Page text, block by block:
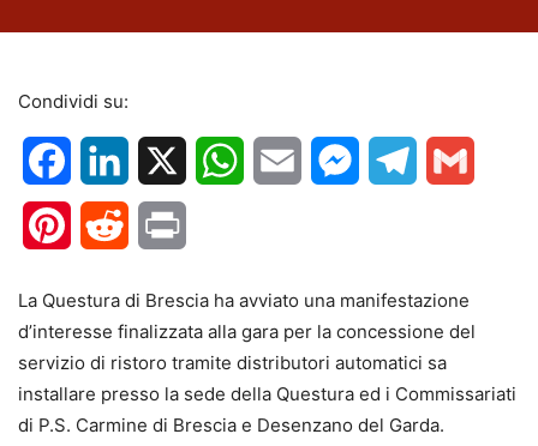
Condividi su:
FacebookLinkedIn WhatsApp
Email MessengerTelegram
PinterestReddit
La Questura di Brescia ha avviato una manifestazione
d’interesse finalizzata alla gara per la concessione del
servizio di ristoro tramite distributori automatici sa
installare presso la sede della Questura ed i Commissariati
di P.S. Carmine di Brescia e Desenzano del Garda.